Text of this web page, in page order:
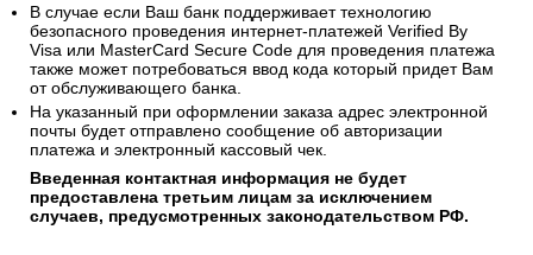
В случае если Ваш банк поддерживает технологию
безопасного проведения интернет-платежей Verified By
Visa или MasterCard Secure Code для проведения платежа
также может потребоваться ввод кода который придет Вам
от обслуживающего банка.
На указанный при оформлении заказа адрес электронной
почты будет отправлено сообщение об авторизации
платежа и электронный кассовый чек.
Введенная контактная информация не будет
предоставлена третьим лицам за исключением
случаев, предусмотренных законодательством РФ.